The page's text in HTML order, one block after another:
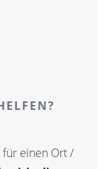
einen Ort /